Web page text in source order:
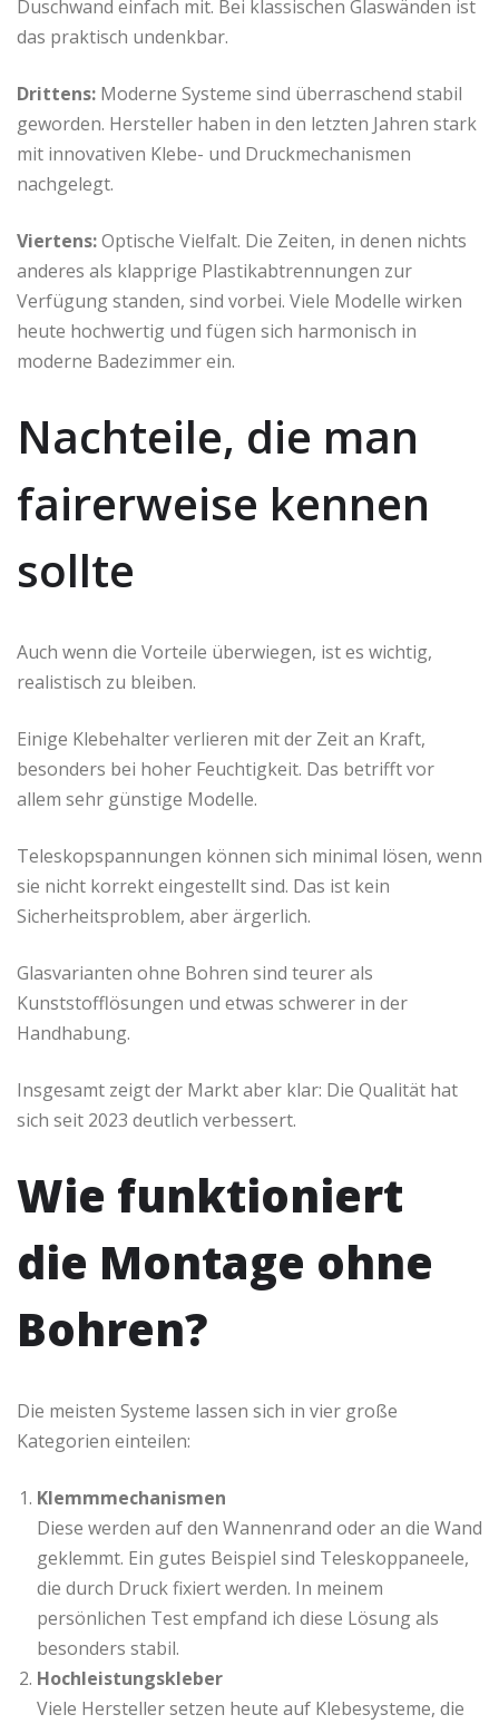
Duschwand einfach mit. Bei klassischen Glaswänden ist
das praktisch undenkbar.
Drittens: Moderne Systeme sind überraschend stabil
geworden. Hersteller haben in den letzten Jahren stark
mit innovativen Klebe- und Druckmechanismen
nachgelegt.
Viertens:Optische Vielfalt. Die Zeiten, in denen nichts
anderes als klapprige Plastikabtrennungen zur
Verfügung standen, sind vorbei. Viele Modelle wirken
heute hochwertig und fügen sich harmonisch in
moderne Badezimmer ein.
Nachteile, die man
fairerweise kennen
sollte
Auch wenn die Vorteile überwiegen, ist es wichtig,
realistisch zu bleiben.
Einige Klebehalter verlieren mit der Zeit an Kraft,
besonders bei hoher Feuchtigkeit. Das betrifft vor
allem sehr günstige Modelle.
Teleskopspannungen können sich minimal lösen, wenn
sie nicht korrekt eingestellt sind. Das ist kein
Sicherheitsproblem, aber ärgerlich.
Glasvarianten ohne Bohren sind teurer als
Kunststofflösungen und etwas schwerer in der
Handhabung.
Insgesamt zeigt der Markt aber klar: Die Qualität hat
sich seit 2023 deutlich verbessert.
Wie funktioniert
die Montage ohne
Bohren?
Die meisten Systeme lassen sich in vier große
Kategorien einteilen:
Klemmmechanismen
Diese werden auf den Wannenrand oder an die Wand
geklemmt. Ein gutes Beispiel sind Teleskoppaneele,
die durch Druck fixiert werden. In meinem
persönlichen Test empfand ich diese Lösung als
besonders stabil.
Hochleistungskleber
Viele Hersteller setzen heute auf Klebesysteme, die